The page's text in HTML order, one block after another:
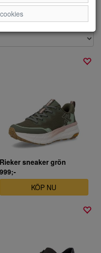
Rieker sneaker grön
999;-
KÖP NU